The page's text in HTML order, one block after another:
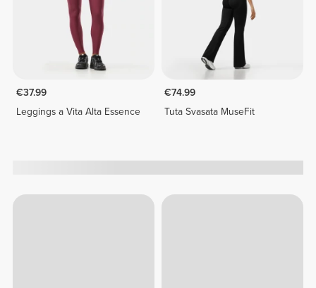
€37.99
Leggings a Vita Alta Essence
€74.99
Tuta Svasata MuseFit